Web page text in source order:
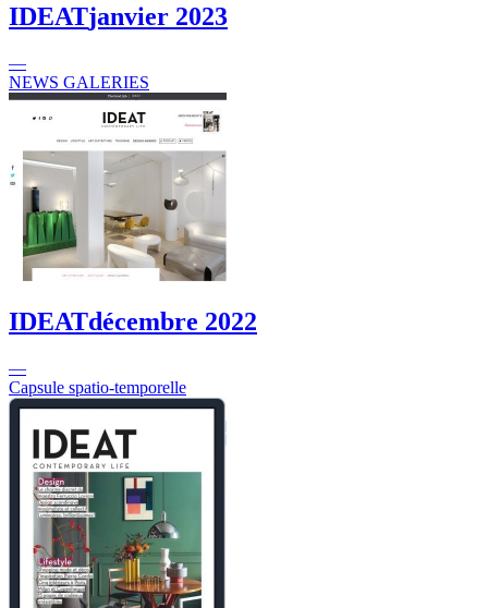
IDEATjanvier 2023
—
NEWS GALERIES
IDEATdécembre 2022
—
Capsule spatio-temporelle